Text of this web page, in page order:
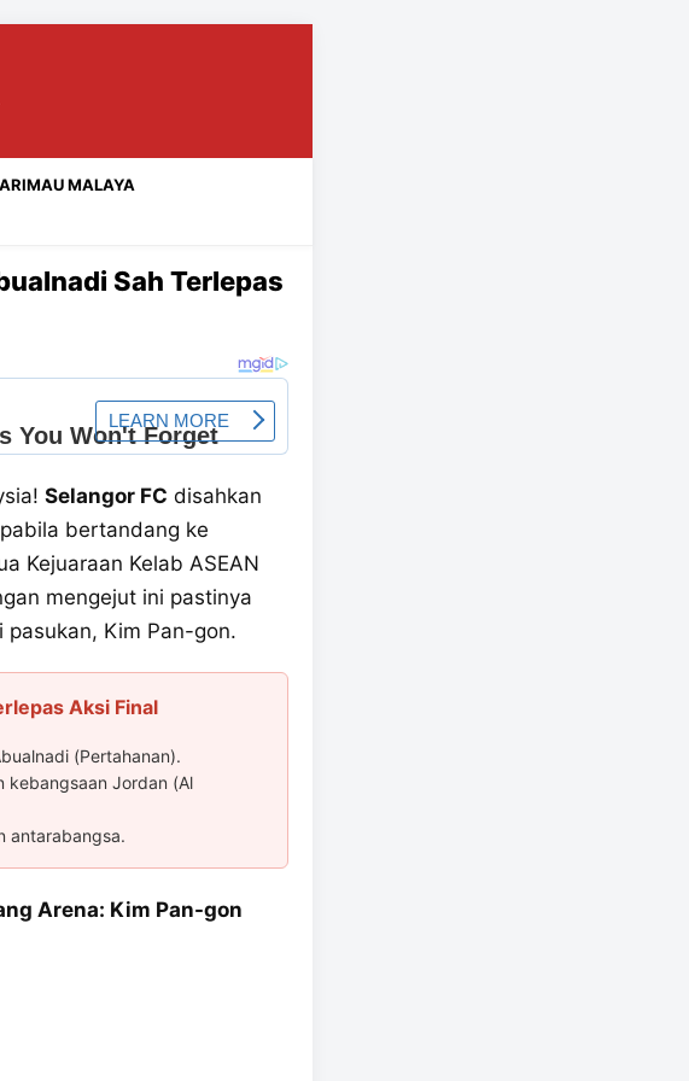
MALAYA
Sah Terlepas
Selangor FC disahkan
bertandang ke
Kejuaraan Kelab ASEAN
mengejut ini pastinya
Kim Pan-gon.
Aksi Final
(Pertahanan).
kebangsaan Jordan (Al
antarabangsa.
Arena: Kim Pan-gon